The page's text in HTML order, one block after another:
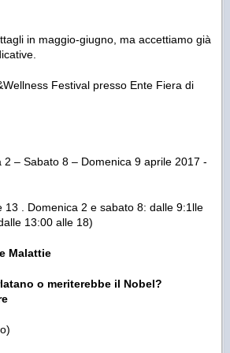
in maggio-giugno, ma accettiamo già
Festival presso Ente Fiera di
2 – Sabato 8 – Domenica 9 aprile 2017 -
13 . Domenica 2 e sabato 8: dalle 9:1lle
13:00 alle 18)
Malattie
o meriterebbe il Nobel?